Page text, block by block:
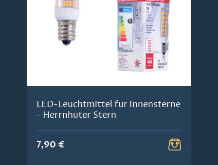
LED-Leuchtmittel für Innensterne
- Herrnhuter Stern
7,90 €